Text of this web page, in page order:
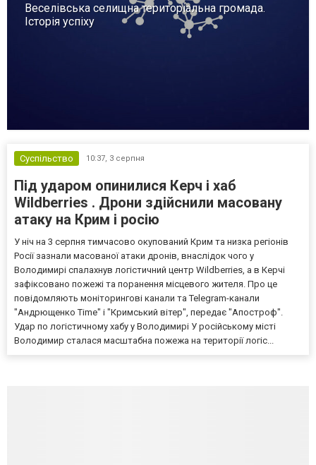
Веселівська селищна територіальна громада.
Історія успіху
Суспільство 10:37, 3 серпня
Під ударом опинилися Керч і хаб
Wildberries . Дрони здійснили масовану
атаку на Крим і росію
У ніч на 3 серпня тимчасово окупований Крим та низка регіонів
Росії зазнали масованої атаки дронів, внаслідок чого у
Володимирі спалахнув логістичний центр Wildberries, а в Керчі
зафіксовано пожежі та поранення місцевого жителя. Про це
повідомляють моніторингові канали та Telegram-канали
"Андрющенко Time" і "Кримський вітер", передає "Апостроф".
Удар по логістичному хабу у Володимирі У російському місті
Володимир сталася масштабна пожежа на території логіс...